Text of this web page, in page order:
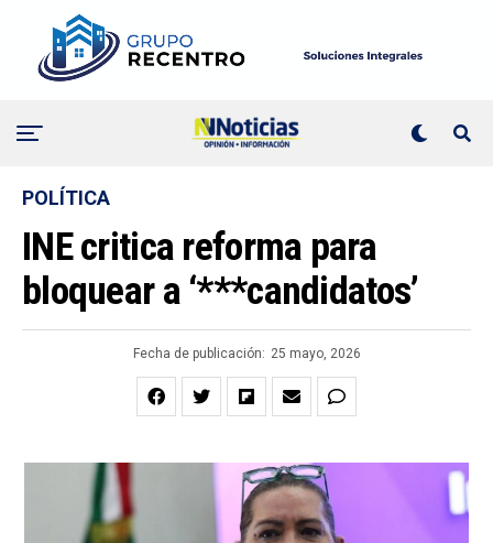
POLÍTICA
INE critica reforma para
bloquear a ‘***candidatos’
Fecha de publicación: 25 mayo, 2026